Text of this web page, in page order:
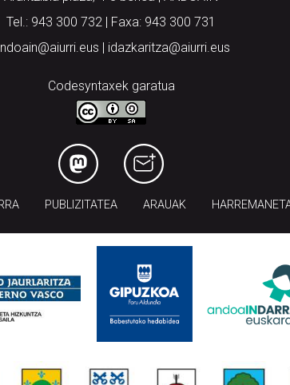
Tel.: 943 300 732 | Faxa: 943 300 731
| idazkaritza@aiurri.eus
Codesyntaxek garatua
PUBLIZITATEA ARAUAK